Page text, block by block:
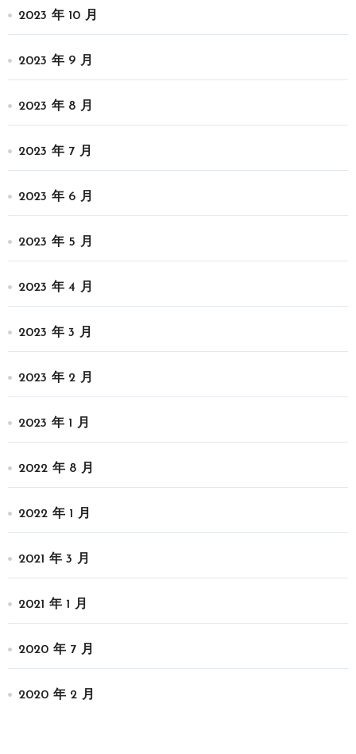
2023 年 10 月
2023 年 9 月
2023 年 8 月
2023 年 7 月
2023 年 6 月
2023 年 5 月
2023 年 4 月
2023 年 3 月
2023 年 2 月
2023 年 1 月
2022 年 8 月
2022 年 1 月
2021 年 3 月
2021 年 1 月
2020 年 7 月
2020 年 2 月